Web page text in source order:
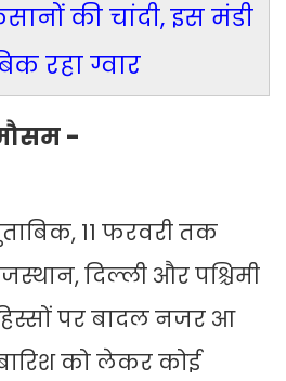
की चांदी, इस मंडी
रहा ग्वार
-
11 फरवरी तक
दिल्ली और पश्चिमी
पर बादल नजर आ
को लेकर कोई